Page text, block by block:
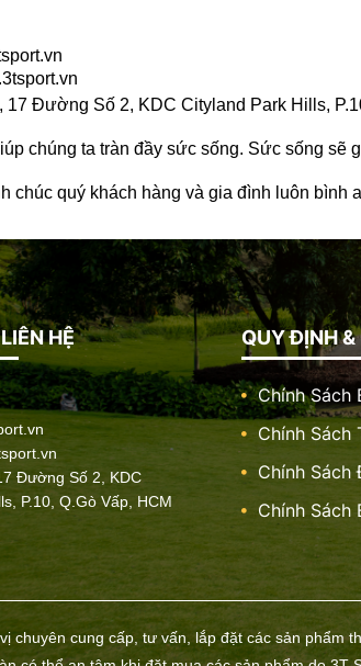
17 Đường Số 2, KDC Cityland Park Hills,
chúng ta tràn đầy sức sống. Sức sống sẽ
chúc quý khách hàng và gia đình luôn bình
HỆ
Đường Số 2, KDC
P.10, Q.Gò Vấp, HCM
QUY ĐỊNH &
Chính Sách
Chính Sách
Chính Sách
Chính Sách
chuyên cung cấp, tư vấn, lắp đặt các sản phẩm